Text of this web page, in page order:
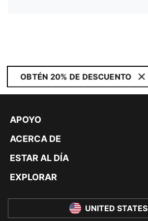
OBTÉN 20% DE DESCUENTO
APOYO
ACERCA DE
ESTAR AL DÍA
EXPLORAR
UNITED STATES